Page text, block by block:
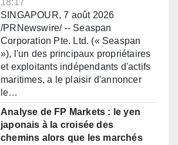
18:17
SINGAPOUR, 7 août 2026
/PRNewswire/ -- Seaspan
Corporation Pte. Ltd. (« Seaspan
»), l'un des principaux propriétaires
et exploitants indépendants d'actifs
maritimes, a le plaisir d'annoncer
le…
Analyse de FP Markets : le yen
japonais à la croisée des
chemins alors que les marchés